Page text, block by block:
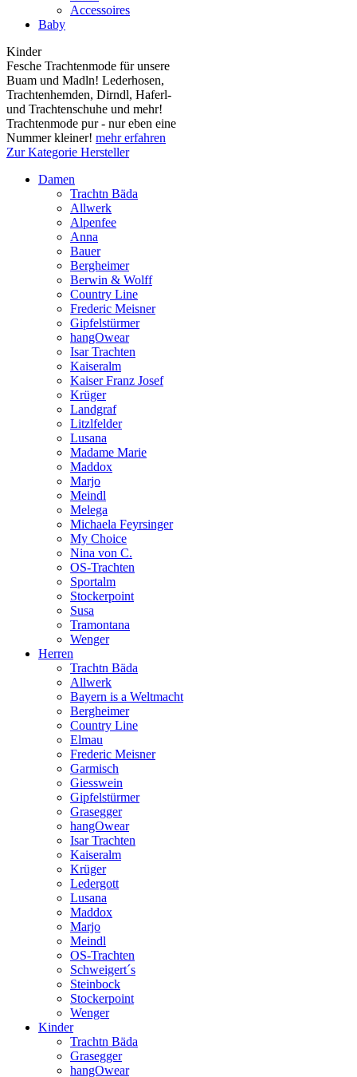
Accessoires
Baby
Kinder
Fesche Trachtenmode für unsere
Buam und Madln! Lederhosen,
Trachtenhemden, Dirndl, Haferl-
und Trachtenschuhe und mehr!
Trachtenmode pur - nur eben eine
Nummer kleiner! mehr erfahren
Zur Kategorie Hersteller
Damen
Trachtn Bäda
Allwerk
Alpenfee
Anna
Bauer
Bergheimer
Berwin & Wolff
Country Line
Frederic Meisner
Gipfelstürmer
hangOwear
Isar Trachten
Kaiseralm
Kaiser Franz Josef
Krüger
Landgraf
Litzlfelder
Lusana
Madame Marie
Maddox
Marjo
Meindl
Melega
Michaela Feyrsinger
My Choice
Nina von C.
OS-Trachten
Sportalm
Stockerpoint
Susa
Tramontana
Wenger
Herren
Trachtn Bäda
Allwerk
Bayern is a Weltmacht
Bergheimer
Country Line
Elmau
Frederic Meisner
Garmisch
Giesswein
Gipfelstürmer
Grasegger
hangOwear
Isar Trachten
Kaiseralm
Krüger
Ledergott
Lusana
Maddox
Marjo
Meindl
OS-Trachten
Schweigert´s
Steinbock
Stockerpoint
Wenger
Kinder
Trachtn Bäda
Grasegger
hangOwear